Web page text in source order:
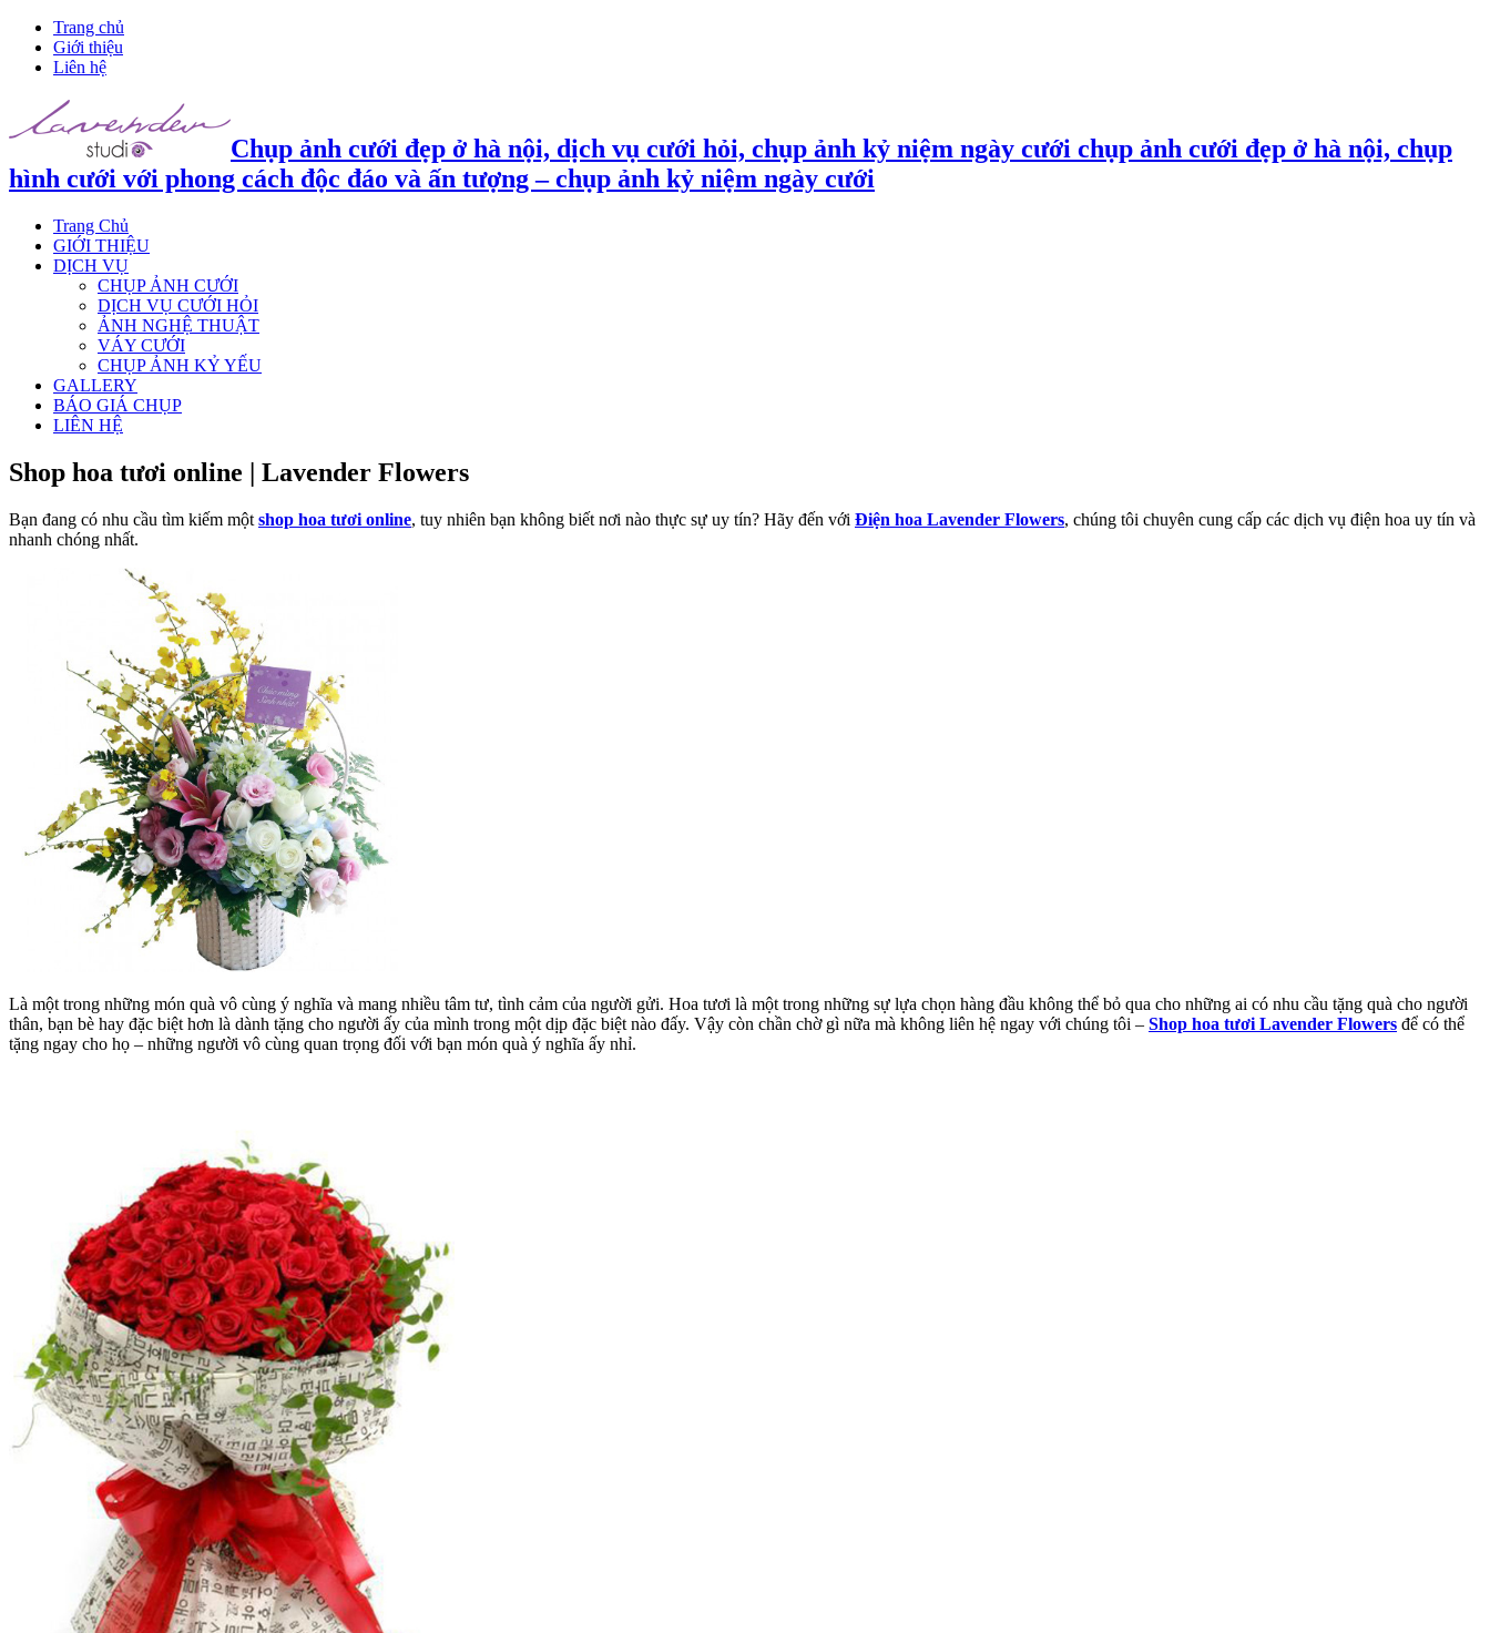
Trang chủ
Giới thiệu
Liên hệ
Chụp ảnh cưới đẹp ở hà nội, dịch vụ cưới hỏi, chụp ảnh kỷ niệm ngày cưới chụp ảnh cưới đẹp ở hà nội, chụp
hình cưới với phong cách độc đáo và ấn tượng – chụp ảnh kỷ niệm ngày cưới
Trang Chủ
GIỚI THIỆU
DỊCH VỤ
CHỤP ẢNH CƯỚI
DỊCH VỤ CƯỚI HỎI
ẢNH NGHỆ THUẬT
VÁY CƯỚI
CHỤP ẢNH KỶ YẾU
GALLERY
BÁO GIÁ CHỤP
LIÊN HỆ
Shop hoa tươi online | Lavender Flowers
Bạn đang có nhu cầu tìm kiếm một shop hoa tươi online, tuy nhiên bạn không biết nơi nào thực sự uy tín? Hãy đến với Điện hoa Lavender Flowers, chúng tôi chuyên cung cấp các dịch vụ điện hoa uy tín và
nhanh chóng nhất.
Là một trong những món quà vô cùng ý nghĩa và mang nhiều tâm tư, tình cảm của người gửi. Hoa tươi là một trong những sự lựa chọn hàng đầu không thể bỏ qua cho những ai có nhu cầu tặng quà cho người
thân, bạn bè hay đặc biệt hơn là dành tặng cho người ấy của mình trong một dịp đặc biệt nào đấy. Vậy còn chần chờ gì nữa mà không liên hệ ngay với chúng tôi – Shop hoa tươi Lavender Flowers để có thể
tặng ngay cho họ – những người vô cùng quan trọng đối với bạn món quà ý nghĩa ấy nhỉ.